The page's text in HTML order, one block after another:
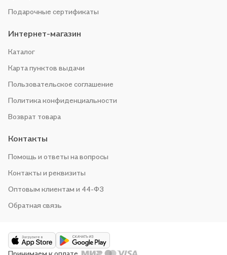
Подарочные сертификаты
Интернет-магазин
Каталог
Карта пунктов выдачи
Пользовательское соглашение
Политика конфиденциальности
Возврат товара
Контакты
Помощь и ответы на вопросы
Контакты и реквизиты
Оптовым клиентам и 44-ФЗ
Обратная связь
Принимаем к оплате